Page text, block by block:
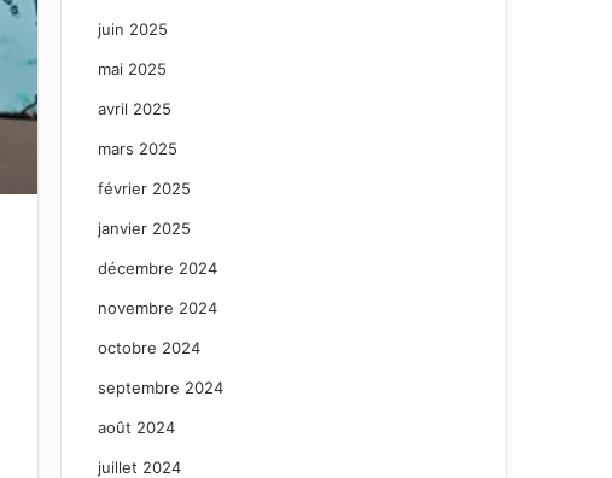
juin 2025
mai 2025
avril 2025
mars 2025
février 2025
janvier 2025
décembre 2024
novembre 2024
octobre 2024
septembre 2024
août 2024
juillet 2024